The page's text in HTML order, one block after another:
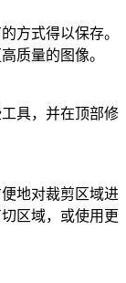
方式得以保存。
质量的图像。
具，并在顶部修
地对裁剪区域进
区域，或使用更